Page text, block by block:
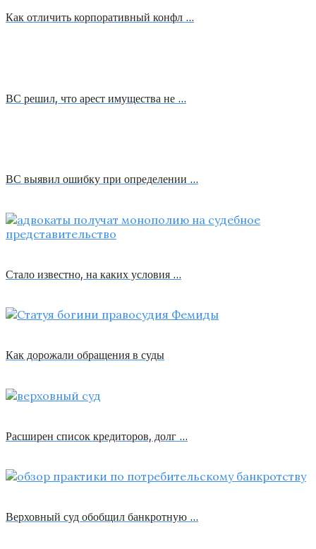
Как отличить корпоративный конфл …
ВС решил, что арест имущества не …
ВС выявил ошибку при определении …
Стало известно, на каких условия …
Как дорожали обращения в суды
Расширен список кредиторов, долг …
Верховный суд обобщил банкротную …